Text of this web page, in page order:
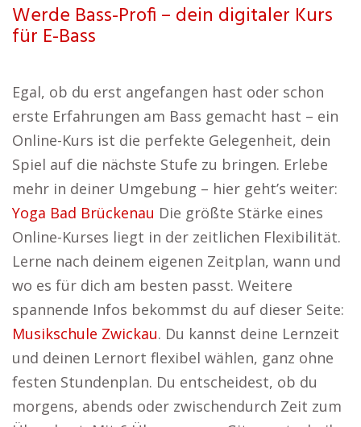
Werde Bass-Profi – dein digitaler Kurs
für E-Bass
Egal, ob du erst angefangen hast oder schon
erste Erfahrungen am Bass gemacht hast – ein
Online-Kurs ist die perfekte Gelegenheit, dein
Spiel auf die nächste Stufe zu bringen. Erlebe
mehr in deiner Umgebung – hier geht’s weiter:
Yoga Bad Brückenau Die größte Stärke eines
Online-Kurses liegt in der zeitlichen Flexibilität.
Lerne nach deinem eigenen Zeitplan, wann und
wo es für dich am besten passt. Weitere
spannende Infos bekommst du auf dieser Seite:
Musikschule Zwickau. Du kannst deine Lernzeit
und deinen Lernort flexibel wählen, ganz ohne
festen Stundenplan. Du entscheidest, ob du
morgens, abends oder zwischendurch Zeit zum